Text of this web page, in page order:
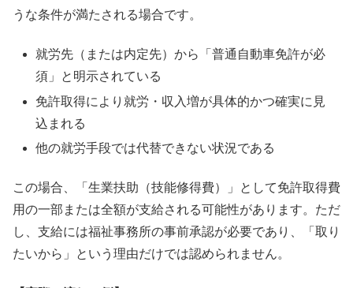
うな条件が満たされる場合です。
就労先（または内定先）から「普通自動車免許が必
須」と明示されている
免許取得により就労・収入増が具体的かつ確実に見
込まれる
他の就労手段では代替できない状況である
この場合、「生業扶助（技能修得費）」として免許取得費
用の一部または全額が支給される可能性があります。ただ
し、支給には福祉事務所の事前承認が必要であり、「取り
たいから」という理由だけでは認められません。